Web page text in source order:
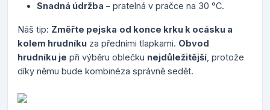
Snadná údržba – pratelná v pračce na 30 °C.
Náš tip: Změřte pejska od konce krku k ocásku a
kolem hrudníku za předními tlapkami. Obvod
hrudníku je při výběru oblečku nejdůležitější , protože
díky němu bude kombinéza správně sedět.